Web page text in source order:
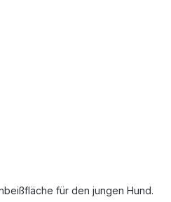
für den jungen Hund.